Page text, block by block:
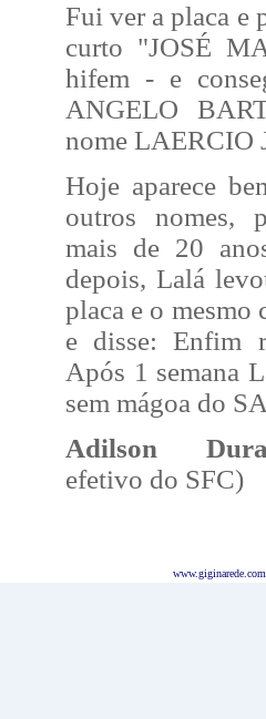
Fui ver a placa e
curto "JOSÉ
hifem - e
ANGELO
nome LAERCIO
Hoje aparece
outros nomes,
mais de 20
depois, Lalá
placa e o mesmo
e disse: Enfim
Após 1 semana
sem mágoa do
Adilson
efetivo do SFC)